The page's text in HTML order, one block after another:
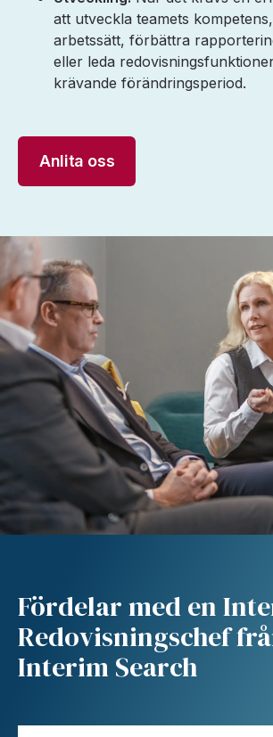
att utveckla teamets
arbetssätt, förbättra
eller leda
krävande förändringsperiod.
Anlita oss
Fördelar med en
Redovisningschef
Interim Search